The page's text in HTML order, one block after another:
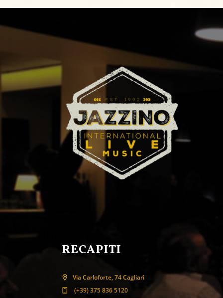
RECAPITI
Via Carloforte, 74 Cagliari
(+39) 375 836 5120